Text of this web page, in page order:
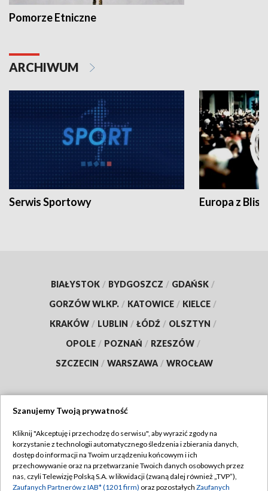
Pomorze Etniczne
ARCHIWUM
Serwis Sportowy Europa z
BIAŁYSTOK / BYDGOSZCZ / GDAŃSK /
GORZÓW WLKP. / KATOWICE / KIELCE /
KRAKÓW / LUBLIN / ŁÓDŹ / OLSZTYN /
OPOLE / POZNAŃ / RZESZÓW /
SZCZECIN / WARSZAWA / WROCŁAW
TVP
Abonament TVP
Emisja w TVP
Regulamin TVP
Polityka prywatności
Szanujemy Twoją prywatność
Kliknij "Akceptuję i przechodzę do serwisu", aby wyrazić zgody na
korzystanie z technologii automatycznego śledzenia i zbierania danych,
dostęp do informacji na Twoim urządzeniu końcowym i ich
przechowywanie oraz na przetwarzanie Twoich danych osobowych przez
nas, czyli Telewizję Polską S.A. w likwidacji (zwaną dalej również „TVP”),
Zaufanych Partnerów z IAB* (1201 firm) oraz pozostałych Zaufanych